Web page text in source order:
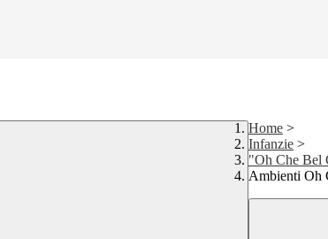
Home >
Infanzie >
"Oh Che Bel
Ambienti Oh